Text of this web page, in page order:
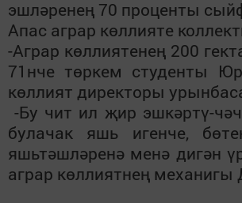
эшләренең 70 проценты
Апас аграр көллияте
-Аграр көллиятенең 200
71нче төркем студенты
көллият директоры
-Бу чит ил җир эшкәртү-
булачак яшь игенче,
яшьтәшләренә менә дигән
аграр көллиятнең